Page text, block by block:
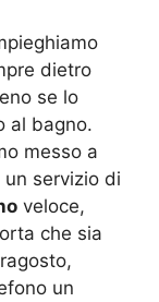
dietro
se lo
al bagno.
messo a
servizio di
veloce,
che sia
un